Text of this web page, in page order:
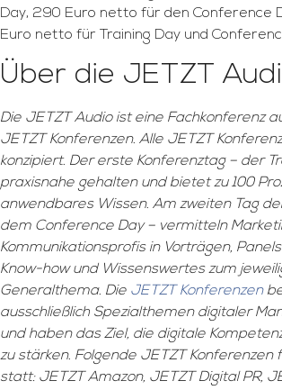
Day, 290 Euro netto für den Conference
Euro netto für Training Day und
Über die JETZT
Die JETZT Audio ist eine Fachkonferenz
JETZT Konferenzen. Alle JETZT
konzipiert. Der erste Konferenztag – der
praxisnahe gehalten und bietet zu 100
anwendbares Wissen. Am zweiten Tag
dem Conference Day – vermitteln
Kommunikationsprofis in Vorträgen,
Know-how und Wissenswertes zum
Generalthema. Die JETZT Konferenzen
ausschließlich Spezialthemen digitaler
und haben das Ziel, die digitale
zu stärken. Folgende JETZT Konferenzen
statt: JETZT Amazon, JETZT Digital PR,